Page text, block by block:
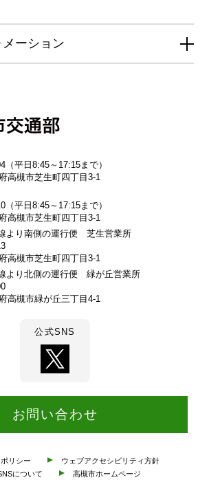
ーション
槻
交
通
部
（平日8:45～17:15まで）
高槻市芝生町四丁目3-1
（平日8:45～17:15まで）
高槻市芝生町四丁目3-1
より南側の運行便 芝生営業所
高槻市芝生町四丁目3-1
より北側の運行便 緑が丘営業所
高槻市緑が丘三丁目4-1
公式SNS
お問い合わせ
リシー
ウェブアクセシビリティ方針
について
高槻市ホームページ